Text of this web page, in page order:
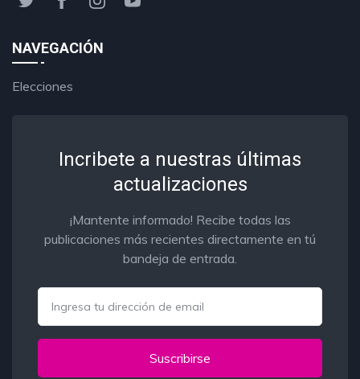
NAVEGACIÓN
Elecciones
Incribete a nuestras últimas
actualizaciones
¡Mantente informado! Recibe todas las
publicaciones más recientes directamente en tú
bandeja de entrada.
Suscribirse